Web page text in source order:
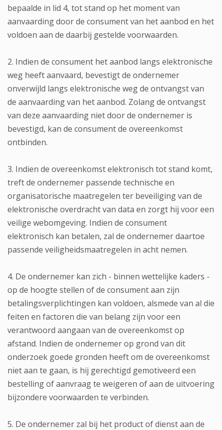
bepaalde in lid 4, tot stand op het moment van
aanvaarding door de consument van het aanbod en het
voldoen aan de daarbij gestelde voorwaarden.
2. Indien de consument het aanbod langs elektronische
weg heeft aanvaard, bevestigt de ondernemer
onverwijld langs elektronische weg de ontvangst van
de aanvaarding van het aanbod. Zolang de ontvangst
van deze aanvaarding niet door de ondernemer is
bevestigd, kan de consument de overeenkomst
ontbinden.
3. Indien de overeenkomst elektronisch tot stand komt,
treft de ondernemer passende technische en
organisatorische maatregelen ter beveiliging van de
elektronische overdracht van data en zorgt hij voor een
veilige webomgeving. Indien de consument
elektronisch kan betalen, zal de ondernemer daartoe
passende veiligheidsmaatregelen in acht nemen.
4. De ondernemer kan zich - binnen wettelijke kaders -
op de hoogte stellen of de consument aan zijn
betalingsverplichtingen kan voldoen, alsmede van al die
feiten en factoren die van belang zijn voor een
verantwoord aangaan van de overeenkomst op
afstand. Indien de ondernemer op grond van dit
onderzoek goede gronden heeft om de overeenkomst
niet aan te gaan, is hij gerechtigd gemotiveerd een
bestelling of aanvraag te weigeren of aan de uitvoering
bijzondere voorwaarden te verbinden.
5. De ondernemer zal bij het product of dienst aan de